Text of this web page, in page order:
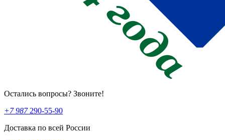
Остались вопросы? Звоните!
+7 987290-55-90
Доставка по всей России